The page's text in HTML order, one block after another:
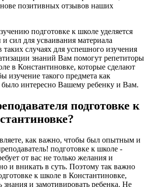
позитивных отзывов наших
подготовке к школе уделяется
сил для усваивания материала
случаях для успешного изучения
знаний Вам помогут репетиторы
в Константиновке, которые сделают
изучение такого предмета как
было интересно Вашему ребенку и Вам.
подготовке к
как важно, чтобы был опытным и
подготовке к школе -
от вас не только желания и
и вникать в суть. Поэтому так важно
к школе в Константиновке,
знания и замотивировать ребенка. Не